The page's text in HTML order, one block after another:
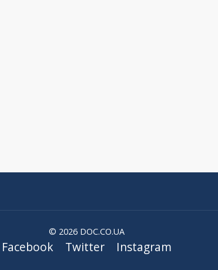
© 2026 DOC.CO.UA
Facebook Twitter Instagram